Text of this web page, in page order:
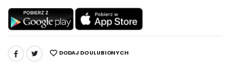
UDOSTĘPNIJ: DODAJ DO ULUBIONYCH